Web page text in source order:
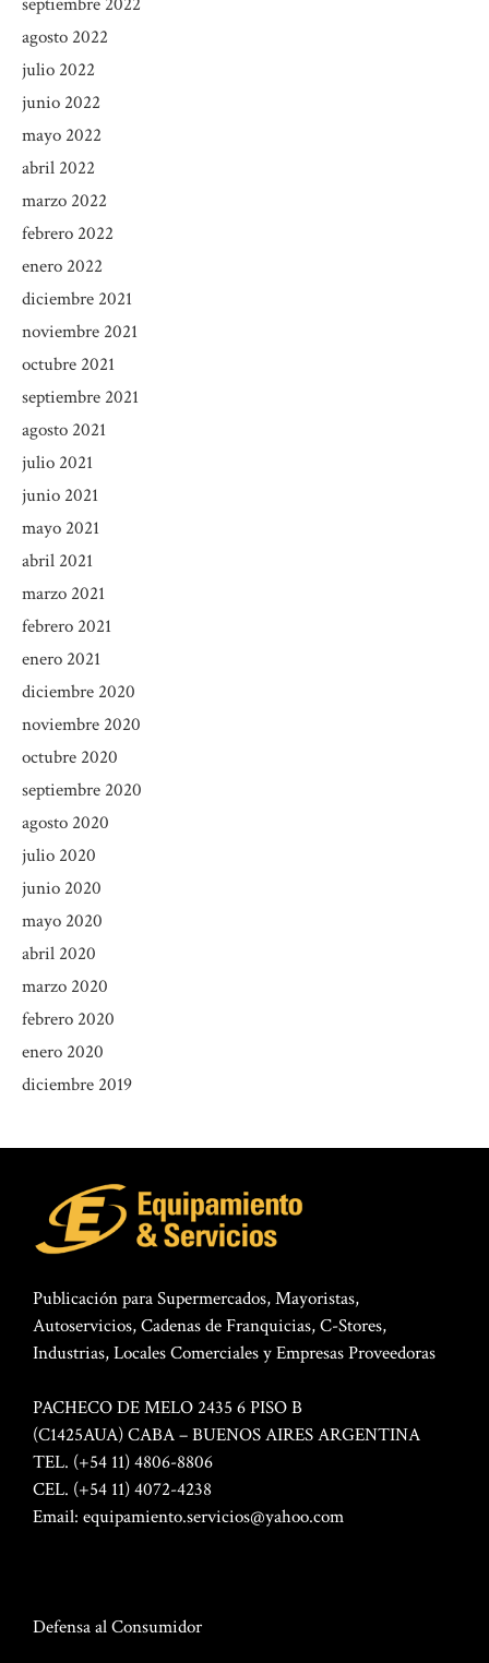
agosto 2022
julio 2022
junio 2022
mayo 2022
abril 2022
marzo 2022
febrero 2022
enero 2022
diciembre 2021
noviembre 2021
octubre 2021
septiembre 2021
agosto 2021
julio 2021
junio 2021
mayo 2021
abril 2021
marzo 2021
febrero 2021
enero 2021
diciembre 2020
noviembre 2020
octubre 2020
septiembre 2020
agosto 2020
julio 2020
junio 2020
mayo 2020
abril 2020
marzo 2020
febrero 2020
enero 2020
diciembre 2019
Publicación para Supermercados, Mayoristas,
Autoservicios, Cadenas de Franquicias, C-Stores,
Industrias, Locales Comerciales y Empresas Proveedoras
PACHECO DE MELO 2435 6 PISO B
(C1425AUA) CABA – BUENOS AIRES ARGENTINA
TEL. (+54 11) 4806-8806
CEL. (+54 11) 4072-4238
Email: equipamiento.servicios@yahoo.com
Defensa al Consumidor